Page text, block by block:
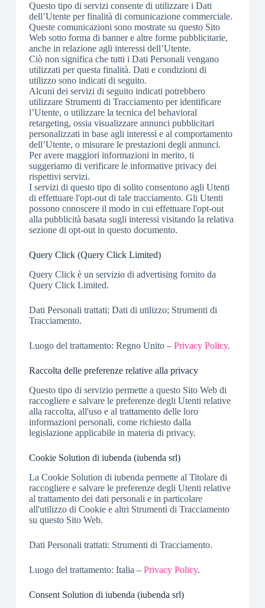
Questo tipo di servizi consente di utilizzare i Dati
dell’Utente per finalità di comunicazione commerciale.
Queste comunicazioni sono mostrate su questo Sito
Web sotto forma di banner e altre forme pubblicitarie,
anche in relazione agli interessi dell’Utente.
Ciò non significa che tutti i Dati Personali vengano
utilizzati per questa finalità. Dati e condizioni di
utilizzo sono indicati di seguito.
Alcuni dei servizi di seguito indicati potrebbero
utilizzare Strumenti di Tracciamento per identificare
l’Utente, o utilizzare la tecnica del behavioral
retargeting, ossia visualizzare annunci pubblicitari
personalizzati in base agli interessi e al comportamento
dell’Utente, o misurare le prestazioni degli annunci.
Per avere maggiori informazioni in merito, ti
suggeriamo di verificare le informative privacy dei
rispettivi servizi.
I servizi di questo tipo di solito consentono agli Utenti
di effettuare l'opt-out di tale tracciamento. Gli Utenti
possono conoscere il modo in cui effettuare l'opt-out
alla pubblicità basata sugli interessi visitando la relativa
sezione di opt-out in questo documento.
Query Click (Query Click Limited)
Query Click è un servizio di advertising fornito da
Query Click Limited.
Dati Personali trattati: Dati di utilizzo; Strumenti di
Tracciamento.
Luogo del trattamento: Regno Unito –Privacy Policy.
Raccolta delle preferenze relative alla privacy
Questo tipo di servizio permette a questo Sito Web di
raccogliere e salvare le preferenze degli Utenti relative
alla raccolta, all'uso e al trattamento delle loro
informazioni personali, come richiesto dalla
legislazione applicabile in materia di privacy.
Cookie Solution di iubenda (iubenda srl)
La Cookie Solution di iubenda permette al Titolare di
raccogliere e salvare le preferenze degli Utenti relative
al trattamento dei dati personali e in particolare
all'utilizzo di Cookie e altri Strumenti di Tracciamento
su questo Sito Web.
Dati Personali trattati: Strumenti di Tracciamento.
Luogo del trattamento: Italia –Privacy Policy.
Consent Solution di iubenda (iubenda srl)